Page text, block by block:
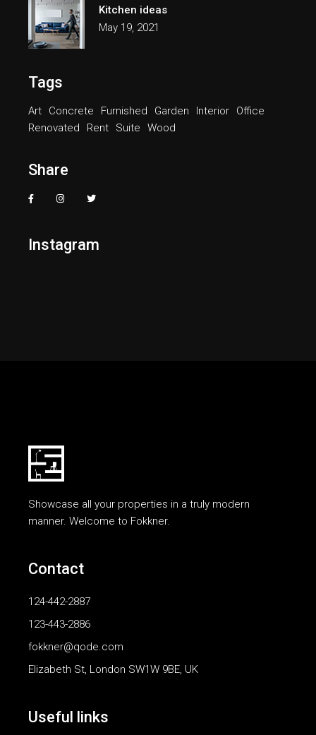
Kitchen ideas
May 19, 2021
Tags
Art Concrete Furnished Garden Interior
Office
Renovated
Rent Suite Wood
Share
Instagram
Showcase all your properties in a truly modern
manner. Welcome to Fokkner.
Contact
124-442-2887
123-443-2886
fokkner@qode.com
Elizabeth St, London SW1W 9BE, UK
Useful links